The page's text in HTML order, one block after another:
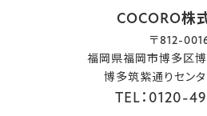
COCORO株
〒812-
福岡県福岡市博多区
博多筑紫通りセン
TEL：0120-